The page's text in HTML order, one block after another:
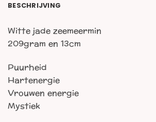
BESCHRIJVING
Witte jade zeemeermin
209gram en 13cm
Puurheid
Hartenergie
Vrouwen energie
Mystiek